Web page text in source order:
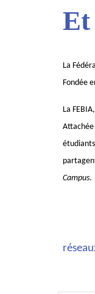
Et
La
Fondée
La
Attachée
Campus.